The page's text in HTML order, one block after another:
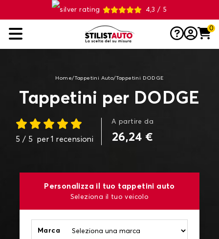
4,3 / 5
0
Home/Tappetini Auto/Tappetini DODGE
Tappetini per DODGE
5 / 5 per 1 recensioni
A partire da
26,24 €
Personalizza il tuo tappetini auto
Seleziona il tuo veicolo
Marca